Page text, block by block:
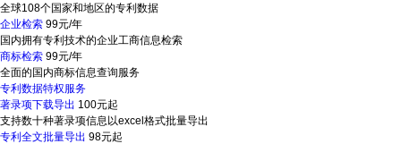
全球108个国家和地区的专利数据
企业检索 99元/年
国内拥有专利技术的企业工商信息检索
商标检索 99元/年
全面的国内商标信息查询服务
专利数据特权服务
著录项下载导出 100元起
支持数十种著录项信息以excel格式批量导出
专利全文批量导出 98元起